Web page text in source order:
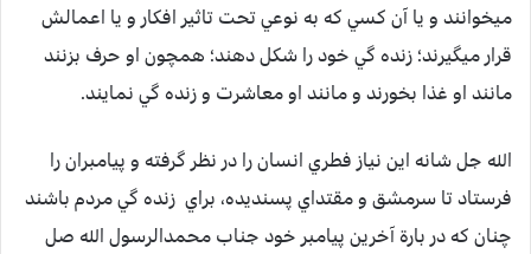
ميخوانند و يا آن كسي كه به نوعي تحت تاثير افكار و يا اعمالش
قرار ميگيرند؛ زنده گي خود را شكل دهند؛ همچون او حرف بزنند
مانند او غذا بخورند و مانند او معاشرت و زنده گي نمايند.
الله جل شانه اين نياز فطري انسان را در نظر گرفته و پيامبران را
فرستاد تا سرمشق و مقتداي پسنديده، براي زنده گي مردم باشند
چنان كه در بارة آخرين پيامبر خود جناب محمدالرسول الله صل